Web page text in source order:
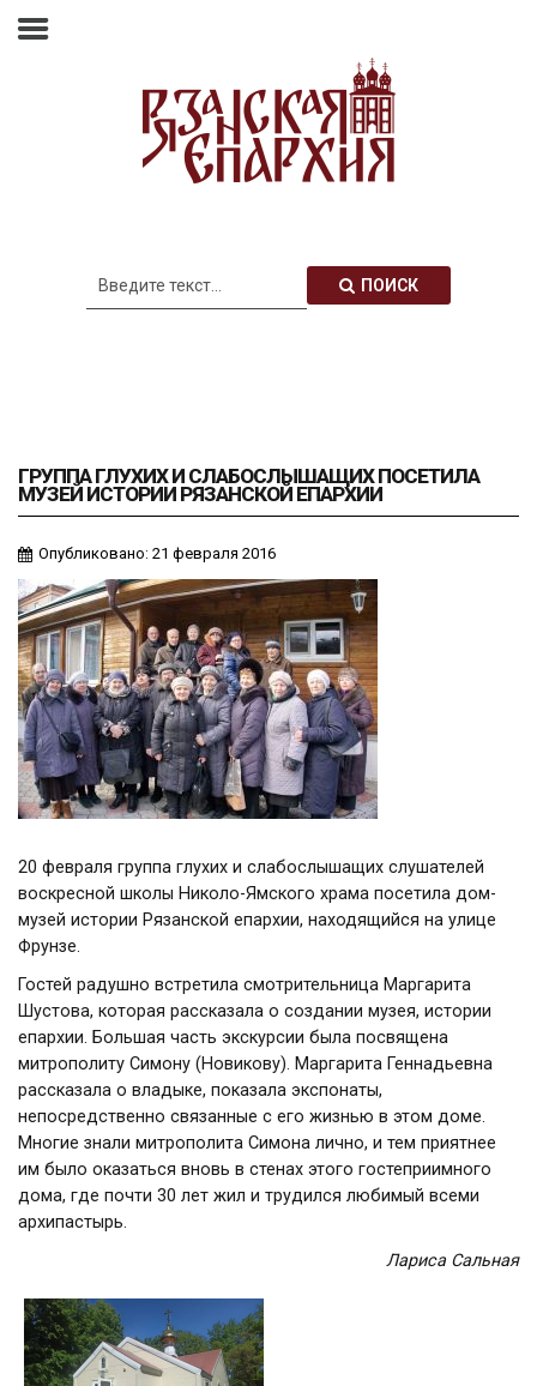
Митрополия ПОИСК
ГРУППА ГЛУХИХ И СЛАБОСЛЫШАЩИХ ПОСЕТИЛА
МУЗЕЙ ИСТОРИИ РЯЗАНСКОЙ ЕПАРХИИ
Опубликовано: 21 февраля 2016
20 февраля группа глухих и слабослышащих слушателей
воскресной школы Николо-Ямского храма посетила дом-
музей истории Рязанской епархии, находящийся на улице
Фрунзе.
Гостей радушно встретила смотрительница Маргарита
Шустова, которая рассказала о создании музея, истории
епархии. Большая часть экскурсии была посвящена
митрополиту Симону (Новикову). Маргарита Геннадьевна
рассказала о владыке, показала экспонаты,
непосредственно связанные с его жизнью в этом доме.
Многие знали митрополита Симона лично, и тем приятнее
им было оказаться вновь в стенах этого гостеприимного
дома, где почти 30 лет жил и трудился любимый всеми
архипастырь.
Лариса Сальная